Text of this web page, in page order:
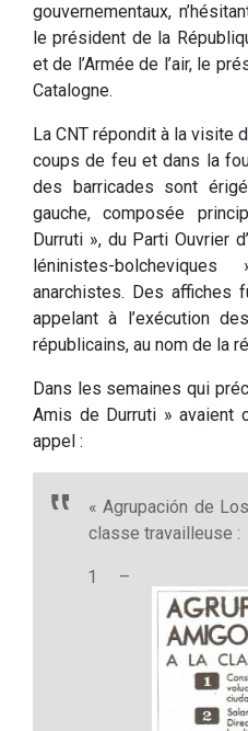
gouvernementaux,
le président de la
et de l’Armée de l’air, le
Catalogne.
La CNT répondit à la visite
coups de feu et dans la
des barricades sont
gauche, composée
Durruti », du Parti Ouvrier
léninistes-
anarchistes. Des affiches
appelant à l’exécution
républicains, au nom de la
Dans les semaines qui
Amis de Durruti » avaient
appel :
« Agrupación de
classe travailleuse :
1 –